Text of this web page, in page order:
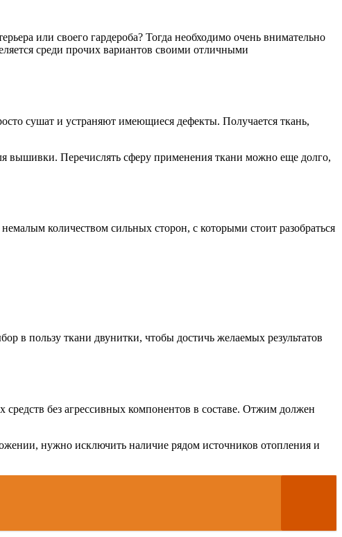
или своего гардероба? Тогда необходимо очень внимательно
среди прочих вариантов своими отличными
сушат и устраняют имеющиеся дефекты. Получается ткань,
вышивки. Перечислять сферу применения ткани можно еще долго,
количеством сильных сторон, с которыми стоит разобраться
в пользу ткани двунитки, чтобы достичь желаемых результатов
без агрессивных компонентов в составе. Отжим должен
нужно исключить наличие рядом источников отопления и